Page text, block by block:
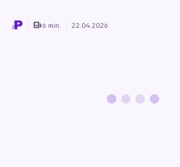
6 min. 22.04.2026